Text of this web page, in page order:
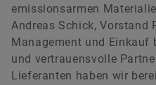
emissionsarmen
Andreas Schick, Vorstand
Management und Einkauf
und vertrauensvolle
Lieferanten haben wir